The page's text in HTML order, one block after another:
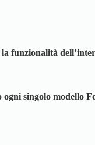
funzionalità
ogni singolo modello